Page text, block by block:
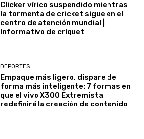
Clicker vírico suspendido mientras
la tormenta de cricket sigue en el
centro de atención mundial |
Informativo de críquet
DEPORTES
Empaque más ligero, dispare de
forma más inteligente: 7 formas en
que el vivo X300 Extremista
redefinirá la creación de contenido